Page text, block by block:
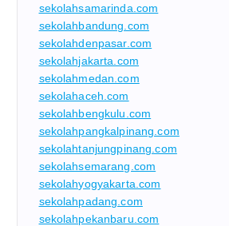
sekolahsamarinda.com
sekolahbandung.com
sekolahdenpasar.com
sekolahjakarta.com
sekolahmedan.com
sekolahaceh.com
sekolahbengkulu.com
sekolahpangkalpinang.com
sekolahtanjungpinang.com
sekolahsemarang.com
sekolahyogyakarta.com
sekolahpadang.com
sekolahpekanbaru.com